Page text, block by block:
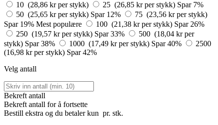
10 (28,86 kr per stykk)
25 (26,85 kr per stykk) Spar 7%
50 (25,65 kr per stykk) Spar 12%
75 (23,56 kr per stykk)
Spar 19% Mest populære 100 (21,38 kr per stykk) Spar 26%
250 (19,57 kr per stykk) Spar 33%
500 (18,04 kr per
stykk) Spar 38% 1000 (17,49 kr per stykk) Spar 40%
2500
(16,98 kr per stykk) Spar 42%
Velg antall
Bekreft antall
Bekreft antall for å fortsette
Bestill ekstra og du betaler kun pr. stk.